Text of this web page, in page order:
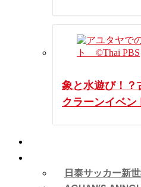
象と水遊び！？
クラーンイベン
日泰サッカー新